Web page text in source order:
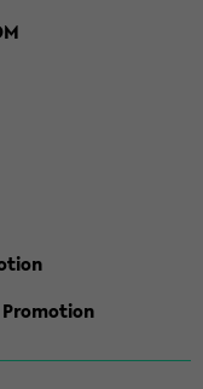
Promotion